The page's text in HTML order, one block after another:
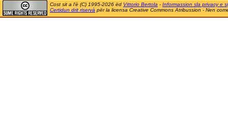
Cost sit a l'è (C) 1995-2026 ëd Vittorio Bertola - Informassion sla privacy e
Certidun drit riservà për la licensa Creative Commons Atribussion - Nen